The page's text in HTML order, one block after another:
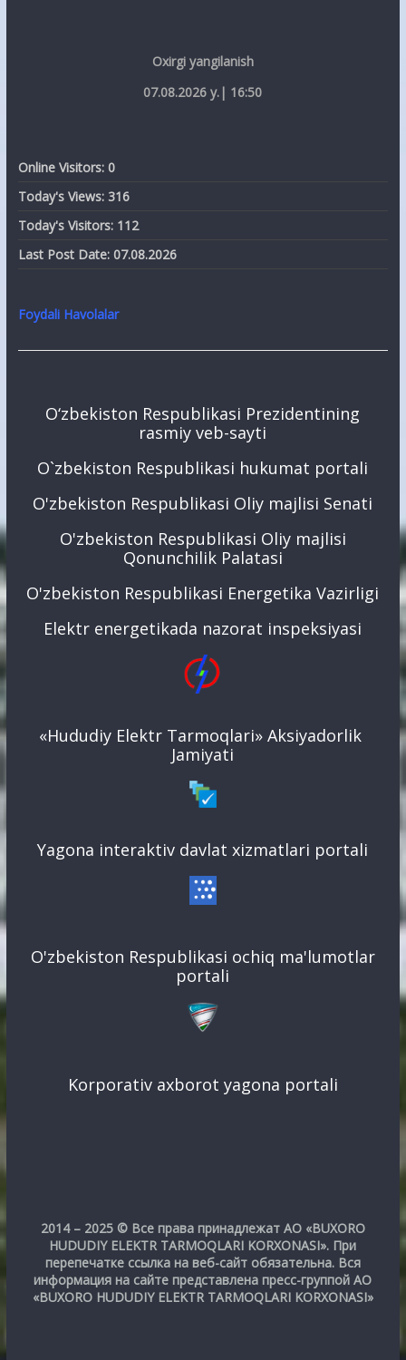
Oxirgi yangilanish
07.08.2026 y.| 16:50
Online Visitors: 0
Today's Views: 316
Today's Visitors: 112
Last Post Date: 07.08.2026
Foydali Havolalar
O‘zbekiston Respublikasi Prezidentining
rasmiy veb-sayti
O`zbekiston Respublikasi hukumat portali
O'zbekiston Respublikasi Oliy majlisi Senati
O'zbekiston Respublikasi Oliy majlisi
Qonunchilik Palatasi
O'zbekiston Respublikasi Energetika Vazirligi
Elektr energetikada nazorat inspeksiyasi
«Hududiy Elektr Tarmoqlari» Aksiyadorlik
Jamiyati
Yagona interaktiv davlat xizmatlari portali
O'zbekiston Respublikasi ochiq ma'lumotlar
portali
Korporativ axborot yagona portali
2014 – 2025 © Все права принадлежат АО «BUXORO
HUDUDIY ELEKTR TARMOQLARI KORXONASI». При
перепечатке ссылка на веб-сайт обязательна. Вся
информация на сайте представлена пресс-группой АО
«BUXORO HUDUDIY ELEKTR TARMOQLARI KORXONASI»